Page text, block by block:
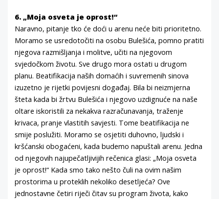
6. „Moja osveta je oprost!“
Naravno, pitanje tko će doći u arenu neće biti prioritetno.
Moramo se usredotočiti na osobu Bulešića, pomno pratiti
njegova razmišljanja i molitve, učiti na njegovom
svjedočkom životu. Sve drugo mora ostati u drugom
planu. Beatifikacija naših domaćih i suvremenih sinova
izuzetno je rijetki povijesni događaj. Bila bi neizmjerna
šteta kada bi žrtvu Bulešića i njegovo uzdignuće na naše
oltare iskoristili za nekakva razračunavanja, traženje
krivaca, pranje vlastitih savjesti. Tome beatifikacija ne
smije poslužiti. Moramo se osjetiti duhovno, ljudski i
kršćanski obogaćeni, kada budemo napuštali arenu. Jedna
od njegovih najupečatljivijih rečenica glasi: „Moja osveta
je oprost!“ Kada smo tako nešto čuli na ovim našim
prostorima u proteklih nekoliko desetljeća? Ove
jednostavne četiri riječi čitav su program života, kako